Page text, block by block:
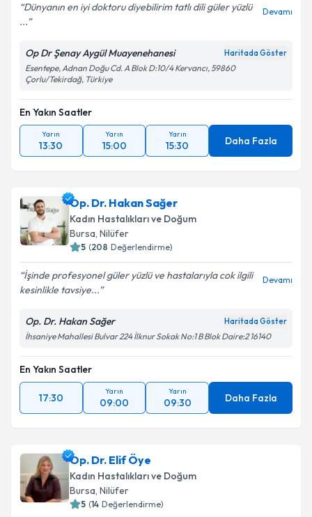
Dünyanın en iyi doktoru diyebilirim tatlı dili güler yüzlü
...
Devamı
Op Dr Şenay Aygül Muayenehanesi Haritada Göster
Esentepe, Adnan Doğu Cd. A Blok D:10/4 Kervancı, 59860
Çorlu/Tekirdağ, Türkiye
En Yakın Saatler
Yarın
13:30
Yarın
15:00
Yarın
15:30 Daha Fazla
Op. Dr. Hakan Sağer
Kadın Hastalıkları ve Doğum
Bursa, Nilüfer
5 (208 Değerlendirme)
İşinde profesyonel güler yüzlü ve hastalarıyla cok ilgili
kesinlikle tavsiye...
Devamı
Op. Dr. Hakan Sağer Haritada Göster
İhsaniye Mahallesi Bulvar 224 İlknur Sokak No:1 B Blok Daire:2 16140
En Yakın Saatler
17:30
Yarın
09:00
Yarın
09:30 Daha Fazla
Op. Dr. Elif Öye
Kadın Hastalıkları ve Doğum
Bursa, Nilüfer
5 (14 Değerlendirme)